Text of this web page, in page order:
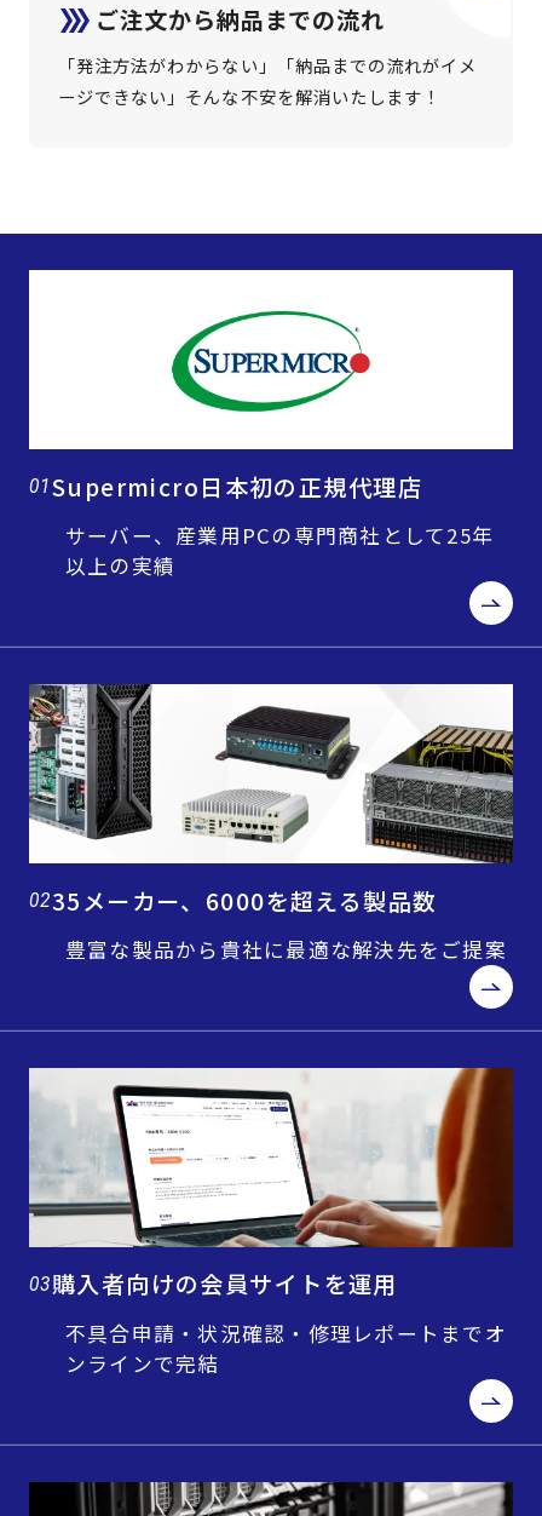
ご注文から納品までの流れ
「発注方法がわからない」「納品までの流れがイメ
ージできない」そんな不安を解消いたします！
01Supermicro日本初の正規代理店
サーバー、産業用PCの専門商社として25年
以上の実績
0235メーカー、6000を超える製品数
豊富な製品から貴社に最適な解決先をご提案
03購入者向けの会員サイトを運用
不具合申請・状況確認・修理レポートまでオ
ンラインで完結